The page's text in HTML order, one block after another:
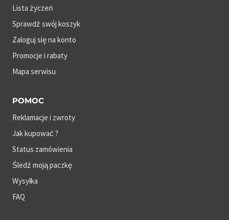
Lista życzeń
Sprawdź swój koszyk
Zaloguj się na konto
Promocje i rabaty
Mapa serwisu
POMOC
Reklamacje i zwroty
Jak kupować ?
Status zamówienia
Śledź moją paczkę
Wysyłka
FAQ